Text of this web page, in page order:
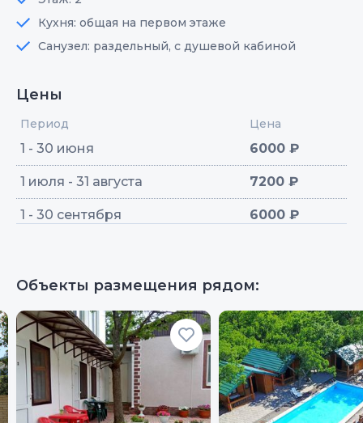
Кухня: общая на первом этаже
Санузел: раздельный, с душевой кабиной
Цены
Период Цена
1 - 30 июня 6000 ₽
1 июля - 31 августа 7200 ₽
1 - 30 сентября 6000 ₽
Объекты размещения рядом: